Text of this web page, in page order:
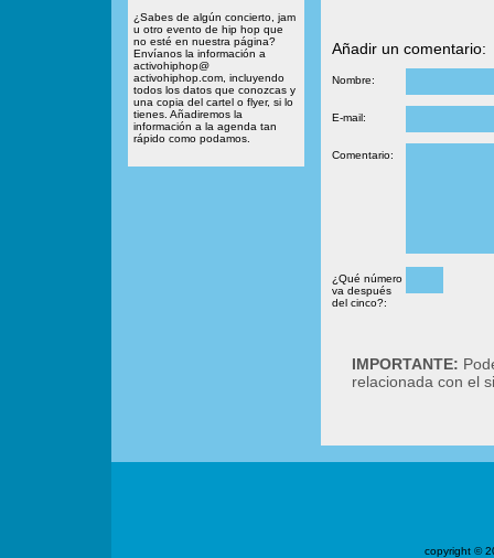
¿Sabes de algún concierto, jam
u otro evento de hip hop que
no esté en nuestra página?
Envíanos la información a
activohiphop@
activohiphop.com, incluyendo
todos los datos que conozcas y
una copia del cartel o flyer, si lo
tienes. Añadiremos la
información a la agenda tan
rápido como podamos.
Añadir un comentario:
Nombre:
E-mail:
Comentario:
¿Qué número
va después
del cinco?:
IMPORTANTE:
relacionada con el
copyright ©